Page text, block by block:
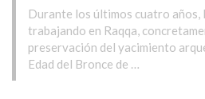
Durante los últimos cuatro años,
trabajando en Raqqa,
preservación del yacimiento
Edad del Bronce de …